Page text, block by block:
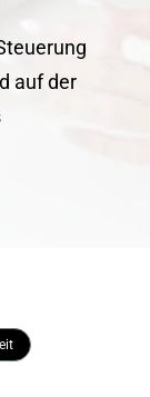
auf der